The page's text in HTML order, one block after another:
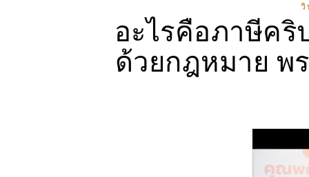
วิ
อะไรคือภาษีค
ด้วยกฎหมาย พ